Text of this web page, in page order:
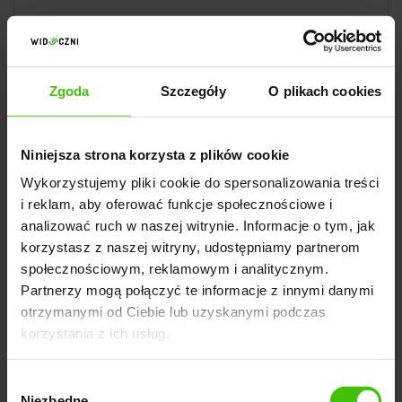
Zgoda Szczegóły O plikach cookies
Niniejsza strona korzysta z plików cookie
Wykorzystujemy pliki cookie do spersonalizowania treści
i reklam, aby oferować funkcje społecznościowe i
analizować ruch w naszej witrynie. Informacje o tym, jak
korzystasz z naszej witryny, udostępniamy partnerom
społecznościowym, reklamowym i analitycznym.
Partnerzy mogą połączyć te informacje z innymi danymi
otrzymanymi od Ciebie lub uzyskanymi podczas
korzystania z ich usług.